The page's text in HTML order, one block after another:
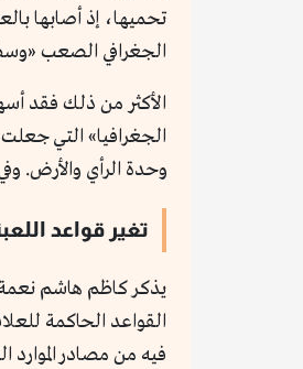
تحميها، إذ أصابها
الجغرافي الصعب «وسط
الأكثر من ذلك فقد
الجغرافيا» التي
وحدة الرأي والأرض.
تغير قواعد
يذكر كاظم هاشم نعمة،
القواعد الحاكمة
فيه من مصادر